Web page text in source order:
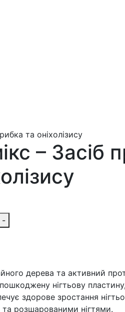
та оніхолізису
– Засіб
-
дерева та активний
нігтьову
здорове зростання
розшарованими нігтями.